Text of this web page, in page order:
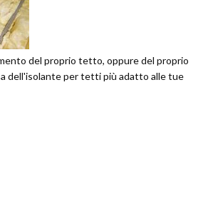
del proprio tetto, oppure del proprio
dell'isolante per tetti più adatto alle tue